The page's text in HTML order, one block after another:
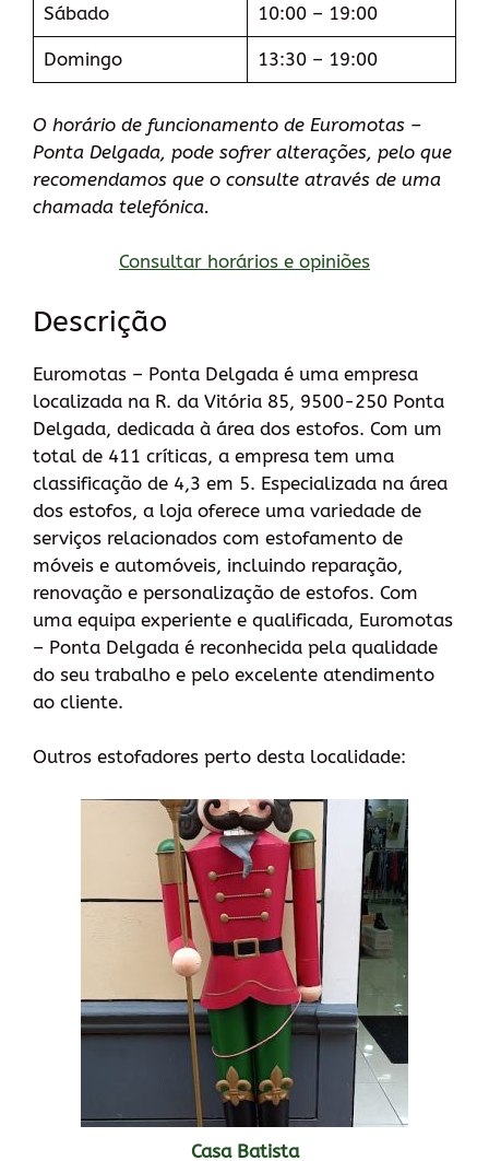
Sábado 10:00 – 19:00
Domingo 13:30 – 19:00
O horário de funcionamento de Euromotas –
Ponta Delgada, pode sofrer alterações, pelo que
recomendamos que o consulte através de uma
chamada telefónica.
Consultar horários e opiniões
Descrição
Euromotas – Ponta Delgada é uma empresa
localizada na R. da Vitória 85, 9500-250 Ponta
Delgada, dedicada à área dos estofos. Com um
total de 411 críticas, a empresa tem uma
classificação de 4,3 em 5. Especializada na área
dos estofos, a loja oferece uma variedade de
serviços relacionados com estofamento de
móveis e automóveis, incluindo reparação,
renovação e personalização de estofos. Com
uma equipa experiente e qualificada, Euromotas
– Ponta Delgada é reconhecida pela qualidade
do seu trabalho e pelo excelente atendimento
ao cliente.
Outros estofadores perto desta localidade:
Casa Batista